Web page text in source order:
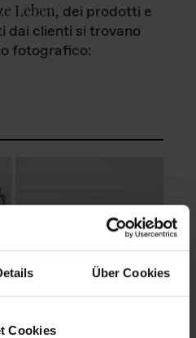
Über Cookies
Cookies
Leben, dei prodotti e
dai clienti si trovano
fotografico: